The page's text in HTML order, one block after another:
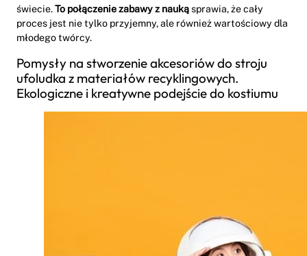
świecie.To połączenie zabawy z naukąsprawia, że cały
proces jest nie tylko przyjemny, ale również wartościowy dla
młodego twórcy.
Pomysły na stworzenie akcesoriów do stroju
ufoludka z materiałów recyklingowych.
Ekologiczne i kreatywne podejście do kostiumu